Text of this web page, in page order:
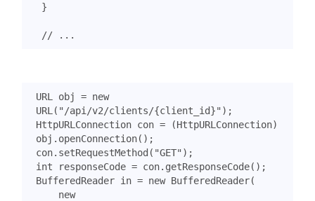
}
URL obj = new
URL ( "/api/v2/clients/{client_id}" );
HttpURLConnection con = (HttpURLConnection)
obj . openConnection();
con. setRequestMethod ( "GET" );
int
responseCode = con. getResponseCode();
BufferedReader in = new BufferedReader(
new